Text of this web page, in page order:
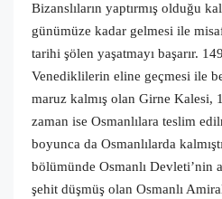
Bizanslıların yaptırmış olduğu
günümüze kadar gelmesi ile
tarihi şölen yaşatmayı başarır.
Venediklilerin eline geçmesi ile
maruz kalmış olan Girne Kalesi,
zaman ise Osmanlılara teslim
boyunca da Osmanlılarda
bölümünde Osmanlı Devleti’nin
şehit düşmüş olan Osmanlı